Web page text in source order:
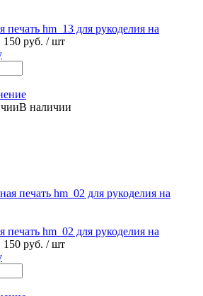
печать hm_13 для рукоделия на
150 руб. / шт
В наличии
печать hm_02 для рукоделия на
150 руб. / шт